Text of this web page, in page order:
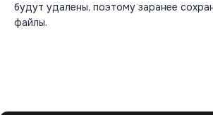
будут удалены, поэтому заранее
файлы.